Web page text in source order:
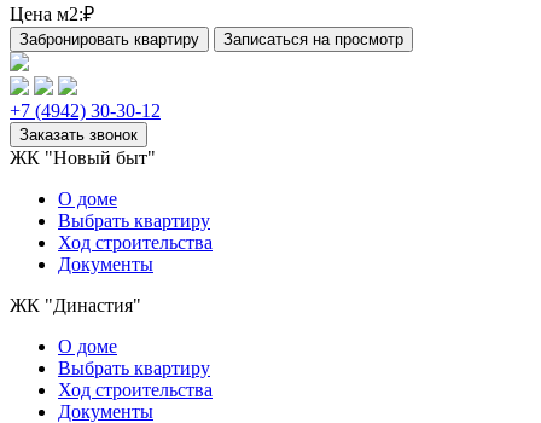
Цена м2:₽
+7 (4942) 30-30-12
ЖК "Новый быт"
О доме
Выбрать квартиру
Ход строительства
Документы
ЖК "Династия"
О доме
Выбрать квартиру
Ход строительства
Документы